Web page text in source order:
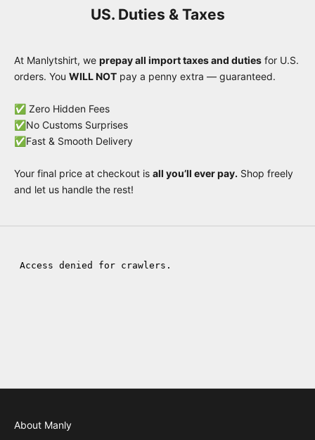
US. Duties & Taxes
At Manlytshirt, we prepay all import taxes and duties for U.S.
orders. You WILL NOT pay a penny extra — guaranteed.
✅ Zero Hidden Fees
✅No Customs Surprises
✅Fast & Smooth Delivery
Your final price at checkout is all you’ll ever pay. Shop freely
and let us handle the rest!
About Manly